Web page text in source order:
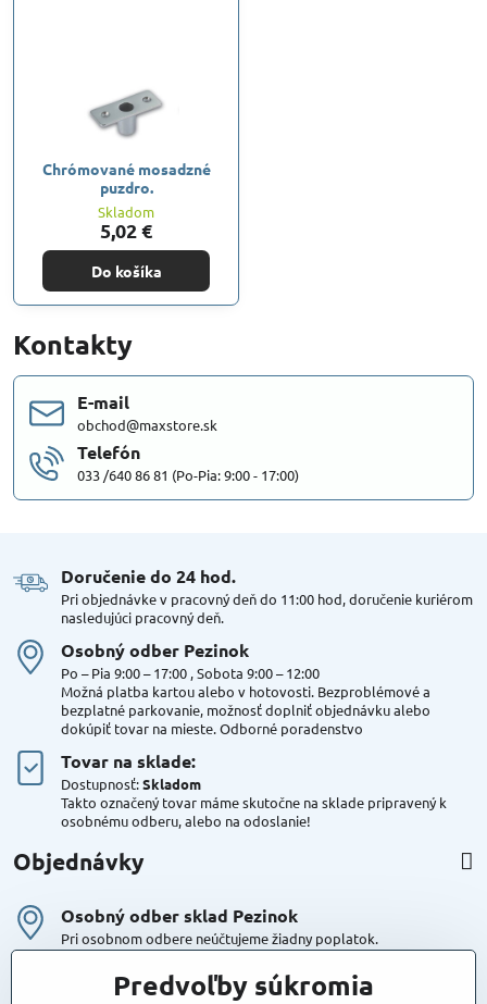
Chrómované mosadzné
puzdro.
Skladom
5,02 €
Do košíka
Kontakty
E-mail
obchod@maxstore.sk
Telefón
033 /640 86 81 (Po-Pia: 9:00 - 17:00)
Doručenie do 24 hod​.
Pri objednávke v pracovný deň do 11:00 hod, doručenie kuriérom
nasledujúci pracovný deň.
Osobný odber Pezinok
Po – Pia 9:00 – 17:00 , Sobota 9:00 – 12:00
Možná platba kartou alebo v hotovosti. Bezproblémové a
bezplatné parkovanie, možnosť doplniť objednávku alebo
dokúpiť tovar na mieste. Odborné poradenstvo
Tovar na sklade:
Dostupnosť:Skladom
Takto označený tovar máme skutočne na sklade pripravený k
osobnému odberu, alebo na odoslanie!
Objednávky
Osobný odber sklad Pezinok
Pri osobnom odbere neúčtujeme žiadny poplatok.
Kuriér DPD , Geis
Cena za dopravu:
Predvoľby súkromia